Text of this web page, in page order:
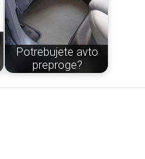
Potrebujete avto
preproge?